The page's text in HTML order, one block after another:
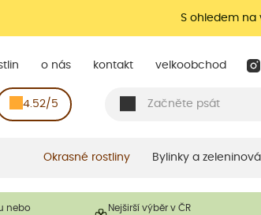
S ohledem na
o nás kontakt velkoobchod
4.52/5
Okrasné rostliny Bylinky a
nebo
Nejširší výběr v ČR